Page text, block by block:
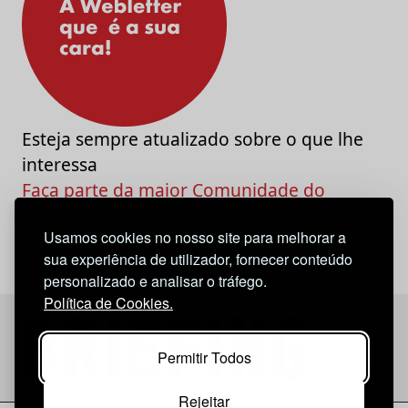
Usamos cookies no nosso site para melhorar a
sua experiência de utilizador, fornecer conteúdo
personalizado e analisar o tráfego.
Política de Cookies.
Permitir Todos
Rejeitar
Esteja sempre atualizado sobre o que lhe
interessa
Faça parte da maior Comunidade do